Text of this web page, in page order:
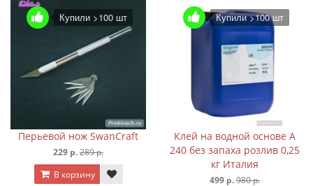
Купили >100 шт
Перьевой нож SwanCraft
229 р.289 р.
В корзину
Купили >100 шт
Клей на водной основе A
240 без запаха розлив 0,25
кг Италия
499 р.980 р.